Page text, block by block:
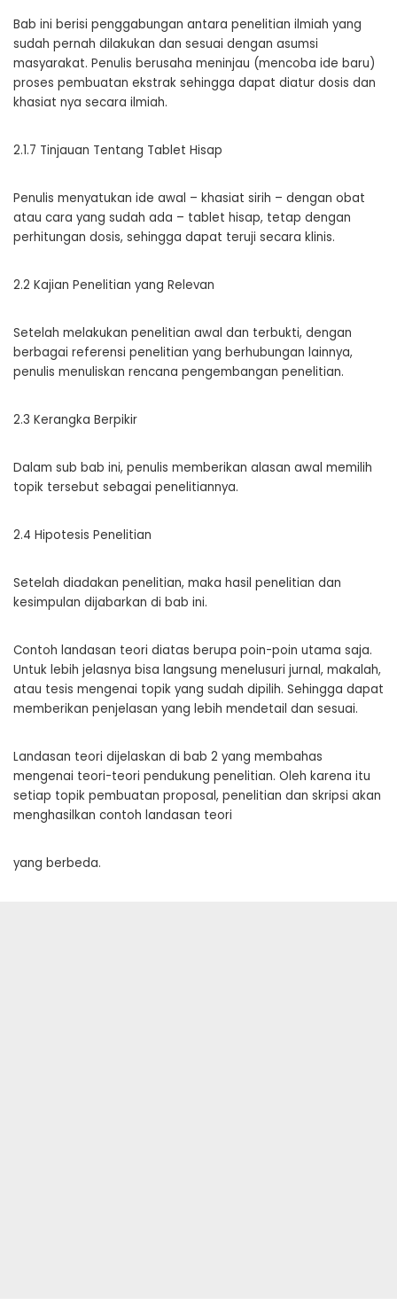
Bab ini berisi penggabungan antara penelitian ilmiah yang
sudah pernah dilakukan dan sesuai dengan asumsi
masyarakat. Penulis berusaha meninjau (mencoba ide baru)
proses pembuatan ekstrak sehingga dapat diatur dosis dan
khasiat nya secara ilmiah.
2.1.7 Tinjauan Tentang Tablet Hisap
Penulis menyatukan ide awal – khasiat sirih – dengan obat
atau cara yang sudah ada – tablet hisap, tetap dengan
perhitungan dosis, sehingga dapat teruji secara klinis.
2.2 Kajian Penelitian yang Relevan
Setelah melakukan penelitian awal dan terbukti, dengan
berbagai referensi penelitian yang berhubungan lainnya,
penulis menuliskan rencana pengembangan penelitian.
2.3 Kerangka Berpikir
Dalam sub bab ini, penulis memberikan alasan awal memilih
topik tersebut sebagai penelitiannya.
2.4 Hipotesis Penelitian
Setelah diadakan penelitian, maka hasil penelitian dan
kesimpulan dijabarkan di bab ini.
Contoh landasan teori diatas berupa poin-poin utama saja.
Untuk lebih jelasnya bisa langsung menelusuri jurnal, makalah,
atau tesis mengenai topik yang sudah dipilih. Sehingga dapat
memberikan penjelasan yang lebih mendetail dan sesuai.
Landasan teori dijelaskan di bab 2 yang membahas
mengenai teori-teori pendukung penelitian. Oleh karena itu
setiap topik pembuatan proposal, penelitian dan skripsi akan
menghasilkan contoh landasan teori
yang berbeda.